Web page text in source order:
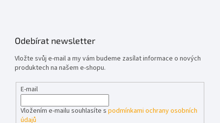
Odebírat newsletter
Vložte svůj e-mail a my vám budeme zasílat informace o nových
produktech na našem e-shopu.
E-mail
Vložením e-mailu souhlasíte s podmínkami ochrany osobních
údajů